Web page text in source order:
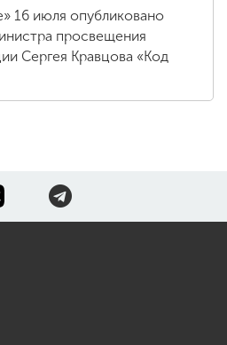
16 июля опубликовано
просвещения
Сергея Кравцова «Код